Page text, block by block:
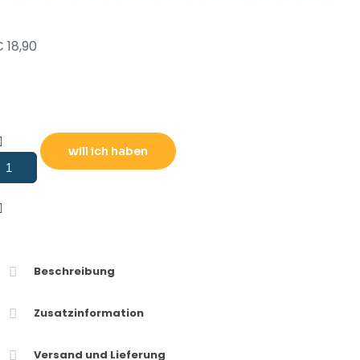
18,90
will ich haben
Beschreibung
Zusatzinformation
Versand und Lieferung